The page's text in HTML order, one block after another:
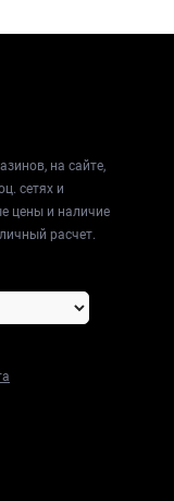
на сайте,
сетях и
цены и наличие
расчет.